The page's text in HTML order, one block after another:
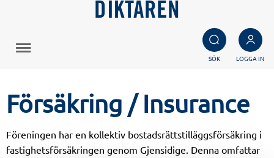
DIKTAREN
SÖK LOGGA IN
Försäkring / Insurance
Föreningen har en kollektiv bostadsrättstilläggsförsäkring i
fastighetsförsäkringen genom Gjensidige. Denna omfattar